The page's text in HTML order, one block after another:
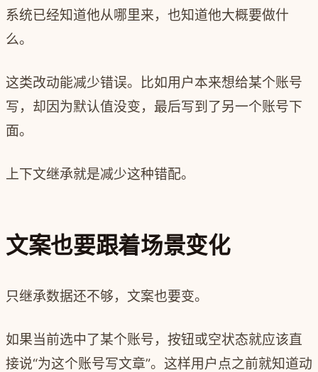
系统已经知道他从哪里来，也知道他大概要做什
么。
这类改动能减少错误。比如用户本来想给某个账号
写，却因为默认值没变，最后写到了另一个账号下
面。
上下文继承就是减少这种错配。
文案也要跟着场景变化
只继承数据还不够，文案也要变。
如果当前选中了某个账号，按钮或空状态就应该直
接说“为这个账号写文章”。这样用户点之前就知道动